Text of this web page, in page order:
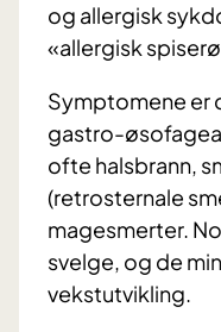
og allergisk
«allergisk
Symptomene er
gastro-
ofte halsbrann,
(retrosternale
magesmerter.
svelge, og de
vekstutvikling.